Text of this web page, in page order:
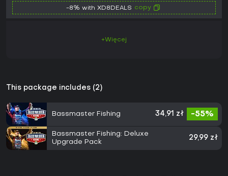
-8% with XD8DEALS copy
+Więcej
This package includes (2)
Bassmaster Fishing 34,91 zł -55%
Bassmaster Fishing: Deluxe
Upgrade Pack
29,99 zł